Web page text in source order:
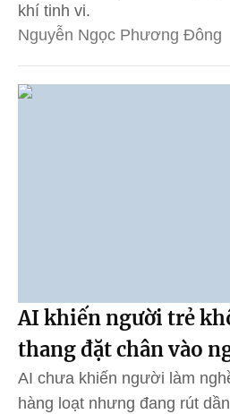
khí tinh vi.
Nguyễn Ngọc Phương Đông
AI khiến người trẻ
thang đặt chân vào
AI chưa khiến người làm
hàng loạt nhưng đang rút